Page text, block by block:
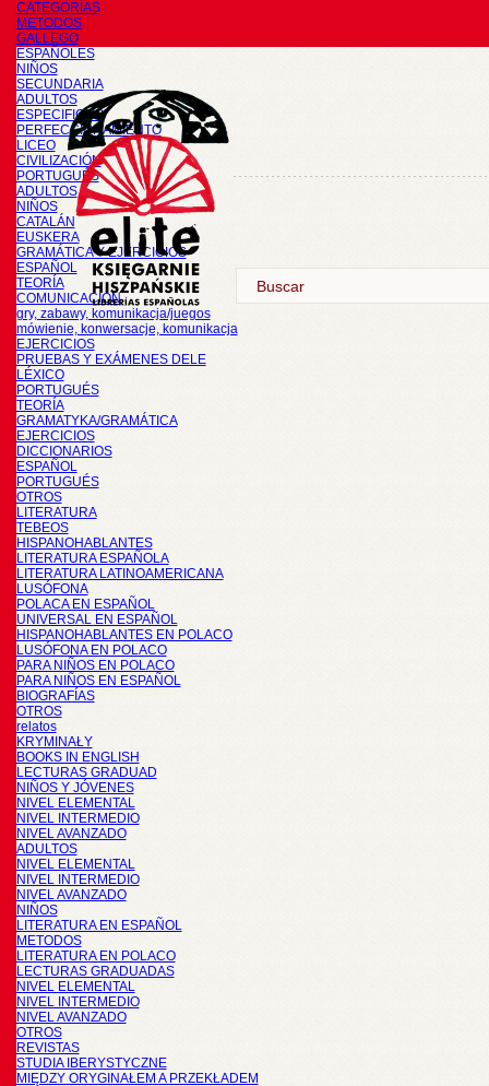
CATEGORÍAS
METODOS
GALLEGO
ESPAÑOLES
NIÑOS
SECUNDARIA
ADULTOS
ESPECIFICOS
PERFECCIONAMIENTO
LICEO
CIVILIZACIÓN
PORTUGUÉS
ADULTOS
NIÑOS
CATALÁN
EUSKERA
GRAMÁTICA Y EJERCICIOS
ESPAÑOL
TEORÍA
COMUNICACIÓN
gry, zabawy, komunikacja/juegos
mówienie, konwersacje, komunikacja
EJERCICIOS
PRUEBAS Y EXÁMENES DELE
LÉXICO
PORTUGUÉS
TEORÍA
GRAMATYKA/GRAMÁTICA
EJERCICIOS
DICCIONARIOS
ESPAÑOL
PORTUGUÉS
OTROS
LITERATURA
TEBEOS
HISPANOHABLANTES
LITERATURA ESPAÑOLA
LITERATURA LATINOAMERICANA
LUSÓFONA
POLACA EN ESPAÑOL
UNIVERSAL EN ESPAÑOL
HISPANOHABLANTES EN POLACO
LUSÓFONA EN POLACO
PARA NIÑOS EN POLACO
PARA NIÑOS EN ESPAÑOL
BIOGRAFÍAS
OTROS
relatos
KRYMINAŁY
BOOKS IN ENGLISH
LECTURAS GRADUAD
NIÑOS Y JÓVENES
NIVEL ELEMENTAL
NIVEL INTERMEDIO
NIVEL AVANZADO
ADULTOS
NIVEL ELEMENTAL
NIVEL INTERMEDIO
NIVEL AVANZADO
NIÑOS
LITERATURA EN ESPAÑOL
METODOS
LITERATURA EN POLACO
LECTURAS GRADUADAS
NIVEL ELEMENTAL
NIVEL INTERMEDIO
NIVEL AVANZADO
OTROS
REVISTAS
STUDIA IBERYSTYCZNE
MIĘDZY ORYGINAŁEM A PRZEKŁADEM